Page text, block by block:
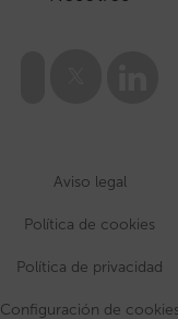
Aviso legal
Política de cookies
Política de privacidad
Configuración de cookies